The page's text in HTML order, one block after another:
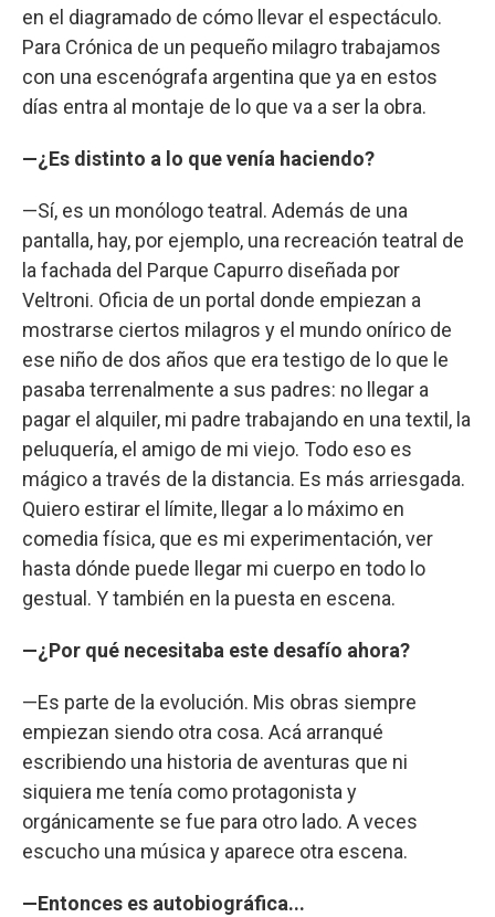
en el diagramado de cómo llevar el espectáculo.
Para Crónica de un pequeño milagro trabajamos
con una escenógrafa argentina que ya en estos
días entra al montaje de lo que va a ser la obra.
—¿Es distinto a lo que venía haciendo?
—Sí, es un monólogo teatral. Además de una
pantalla, hay, por ejemplo, una recreación teatral de
la fachada del Parque Capurro diseñada por
Veltroni. Oficia de un portal donde empiezan a
mostrarse ciertos milagros y el mundo onírico de
ese niño de dos años que era testigo de lo que le
pasaba terrenalmente a sus padres: no llegar a
pagar el alquiler, mi padre trabajando en una textil, la
peluquería, el amigo de mi viejo. Todo eso es
mágico a través de la distancia. Es más arriesgada.
Quiero estirar el límite, llegar a lo máximo en
comedia física, que es mi experimentación, ver
hasta dónde puede llegar mi cuerpo en todo lo
gestual. Y también en la puesta en escena.
—¿Por qué necesitaba este desafío ahora?
—Es parte de la evolución. Mis obras siempre
empiezan siendo otra cosa. Acá arranqué
escribiendo una historia de aventuras que ni
siquiera me tenía como protagonista y
orgánicamente se fue para otro lado. A veces
escucho una música y aparece otra escena.
—Entonces es autobiográfica...